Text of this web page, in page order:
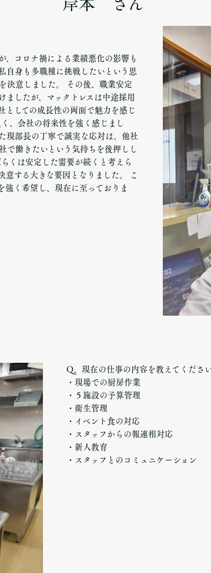
岸本 さん
、コロナ禍による業績悪化の影響も
自身も多職種に挑戦したいという思
決意しました。 その後、職業安定
ましたが、マックトレスは中途採用
としての成長性の両面で魅力を感じ
、会社の将来性を強く感じまし
現部長の丁寧で誠実な応対は、他社
で働きたいという気持ちを後押しし
くは安定した需要が続くと考えら
意する大きな要因となりました。 こ
強く希望し、現在に至っておりま
Q、現在の仕事の内容を教えてください
・現場での厨房作業
・５施設の予算管理
・衛生管理
・イベント食の対応
・スタッフからの報連相対応
・新人教育
・スタッフとのコミュニケーション